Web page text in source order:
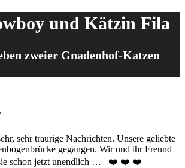
und Kätzin Fila
zweier Gnadenhof-Katzen
sehr traurige Nachrichten. Unsere geliebte
gegangen. Wir und ihr Freund
sie schon jetzt unendlich … ❤️ ❤️ ❤️